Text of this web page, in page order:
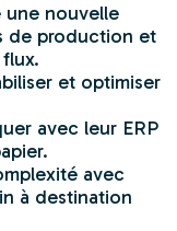
une nouvelle
de production et
et optimiser
avec leur ERP
avec
à destination